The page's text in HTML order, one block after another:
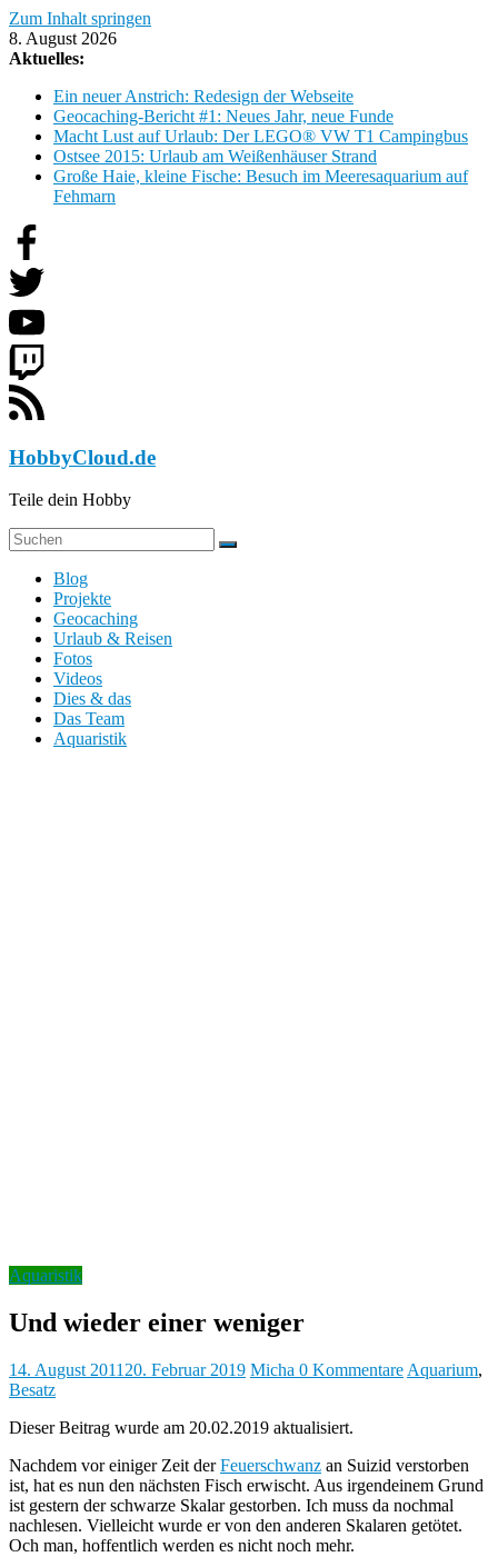
Zum Inhalt springen
8. August 2026
Aktuelles:
Ein neuer Anstrich: Redesign der Webseite
Geocaching-Bericht #1: Neues Jahr, neue Funde
Macht Lust auf Urlaub: Der LEGO® VW T1 Campingbus
Ostsee 2015: Urlaub am Weißenhäuser Strand
Große Haie, kleine Fische: Besuch im Meeresaquarium auf
Fehmarn
HobbyCloud.de
Teile dein Hobby
Blog
Projekte
Geocaching
Urlaub & Reisen
Fotos
Videos
Dies & das
Das Team
Aquaristik
Aquaristik
Und wieder einer weniger
14. August 2011 20. Februar 2019 Micha 0 Kommentare Aquarium,
Besatz
Dieser Beitrag wurde am 20.02.2019 aktualisiert.
Nachdem vor einiger Zeit derFeuerschwanz an Suizid verstorben
ist, hat es nun den nächsten Fisch erwischt. Aus irgendeinem Grund
ist gestern der schwarze Skalar gestorben. Ich muss da nochmal
nachlesen. Vielleicht wurde er von den anderen Skalaren getötet.
Och man, hoffentlich werden es nicht noch mehr.